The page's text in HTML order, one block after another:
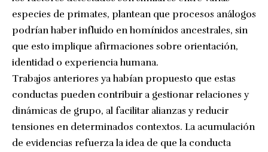
especies de primates, plantean que procesos análogos
podrían haber influido en homínidos ancestrales, sin
que esto implique afirmaciones sobre orientación,
identidad o experiencia humana.
Trabajos anteriores ya habían propuesto que estas
conductas pueden contribuir a gestionar relaciones y
dinámicas de grupo, al facilitar alianzas y reducir
tensiones en determinados contextos. La acumulación
de evidencias refuerza la idea de que la conducta